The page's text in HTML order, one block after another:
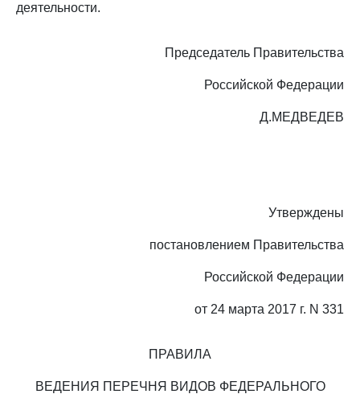
деятельности.
Председатель Правительства
Российской Федерации
Д.МЕДВЕДЕВ
Утверждены
постановлением Правительства
Российской Федерации
от 24 марта 2017 г. N 331
ПРАВИЛА
ВЕДЕНИЯ ПЕРЕЧНЯ ВИДОВ ФЕДЕРАЛЬНОГО